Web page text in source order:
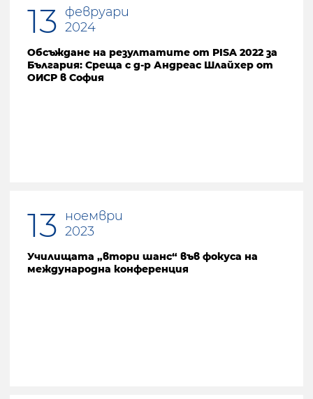
13 февруари
2024
Обсъждане на резултатите от PISA 2022 за
България: Среща с д-р Андреас Шлайхер от
ОИСР в София
13
ноември
2023
Училищата „втори шанс“ във фокуса на
международна конференция
Предишна страница